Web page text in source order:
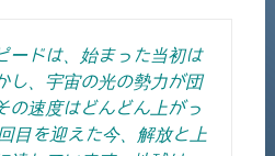
ードは、始まった当初は
し、宇宙の光の勢力が団
の速度はどんどん上がっ
目を迎えた今、解放と上